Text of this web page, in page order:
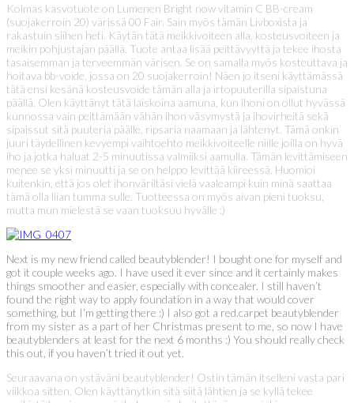
Kolmas kasvotuote on Lumenen Bright now vitamin C BB-cream
(suojakerroin 20) värissä 00 Fair. Sain myös tämän Livboxista ja
rakastuin siihen heti. Käytän tätä meikkivoiteen alla, kosteusvoiteen ja
meikin pohjustajan päällä. Tuote antaa lisää peittävyyttä ja tekee ihosta
tasaisemman ja terveemmän värisen. Se on samalla myös kosteuttava ja
hoitava bb-voide, jossa on 20 suojakerroin! Näen jo itseni käyttämässä
tätä ensi kesänä kosteusvoide tämän alla ja irtopuuterilla sipaistuna
päällä. Olen käyttänyt tätä laiskoina aamuna, kun ihoni on ollut hyvässä
kunnossa vain peittämään vähän ihon väsymystä ja ihovirheitä sekä
sipaissut sitä puuteria päälle, ripsaria naamaan ja lähtenyt. Tämä onkin
juuri täydellinen kevyempi vaihtoehto meikkivoiteelle niille joilla on hyvä
iho ja jotka haluat 2-5 minuutissa valmiiksi aamulla. Tämän levittämiseen
menee se yksi minuutti ja se on helppo levittää kiireessä. Huomioi
kuitenkin, että jos olet ihonväriltäsi vielä vaaleampi kuin minä saattaa
tämä olla liian tumma sulle. Tuotteessa on myös aivan pieni tuoksu,
mutta mun mielestä se vaan tuoksuu hyvälle :)
Next is my new friend called beautyblender! I bought one for myself and
got it couple weeks ago. I have used it ever since and it certainly makes
things smoother and easier, especially with concealer. I still haven’t
found the right way to apply foundation in a way that would cover
something, but I’m getting there :) I also got a red.carpet beautyblender
from my sister as a part of her Christmas present to me, so now I have
beautyblenders at least for the next 6 months :) You should really check
this out, if you haven’t tried it out yet.
Seuraavana on ystäväni beautyblender! Ostin tämän itselleni vasta pari
viikkoa sitten. Olen käyttänytkin sitä siitä lähtien ja se kyllä tekee